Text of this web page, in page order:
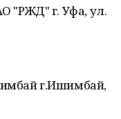
"РЖД" г. Уфа, ул.
г.Ишимбай,